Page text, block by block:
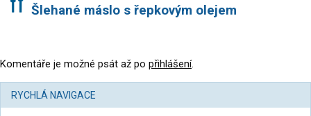
Šlehané máslo s řepkovým olejem
Komentáře je možné psát až po přihlášení.
RYCHLÁ NAVIGACE